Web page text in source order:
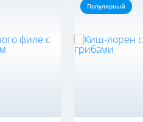
Популярный